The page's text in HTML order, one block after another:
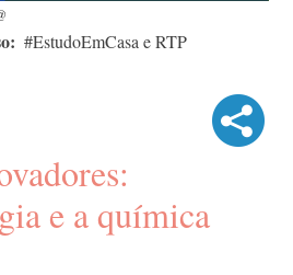
#EstudoEmCasa e RTP
e a química